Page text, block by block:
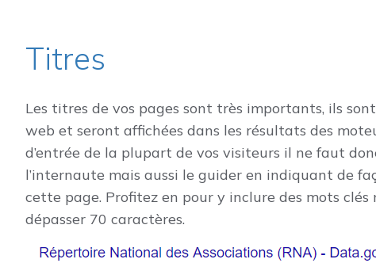
Titres
Les titres de vos pages sont très importants, ils
web et seront affichées dans les résultats des
d’entrée de la plupart de vos visiteurs il ne faut
l’internaute mais aussi le guider en indiquant de
cette page. Profitez en pour y inclure des mots clés
dépasser 70 caractères.